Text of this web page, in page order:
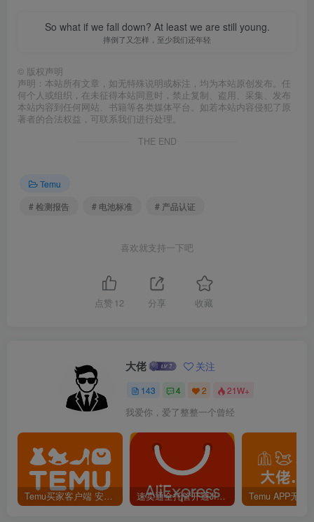
So what if we fall down? At least we are still young.
摔倒了又怎样，至少我们还年轻
© 版权声明
声明：本站所有文章，如无特殊说明或标注，均为本站原创发布。任
何个人或组织，在未征得本站同意时，禁止复制、盗用、采集、发布
本站内容到任何网站、书籍等各类媒体平台。如若本站内容侵犯了原
著者的合法权益，可联系我们进行处理。
THE END
Temu
# 检测报告
# 电池标准 # 产品认证
喜欢就支持一下吧
点赞 12 分享 收藏
大佬 关注
143 4 2 21W+
我爱你，爱了整整一个曾经
Temu买家客户端 安卓版 下载 速卖通全托管开通JIT考试题目和答案